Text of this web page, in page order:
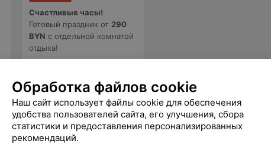
Счастливые часы!
Готовый праздник от 290
BYN с отдельной комнатой
отдыха!
Обработка файлов cookie
Наш сайт использует файлы cookie для обеспечения
удобства пользователей сайта, его улучшения, сбора
статистики и предоставления персонализированных
рекомендаций.